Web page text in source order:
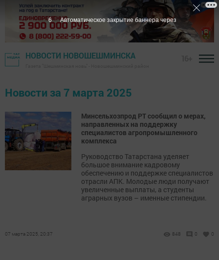
НОВОСТИ НОВОШЕШМИНСКА
Новости за 7 марта 2025
Минсельхозпрод РТ сообщил о мерах,
направленных на поддержку
специалистов агропромышленного
комплекса
Руководство Татарстана уделяет
большое внимание кадровому
обеспечению и поддержке специалистов
отрасли АПК. Молодые люди получают
увеличенные выплаты, а студенты
аграрных вузов – именные стипендии.
07 марта 2025, 20:37 848 0 0
5 Автоматическое закрытие баннера через